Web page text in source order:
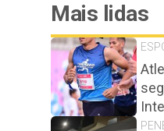
Mais lidas